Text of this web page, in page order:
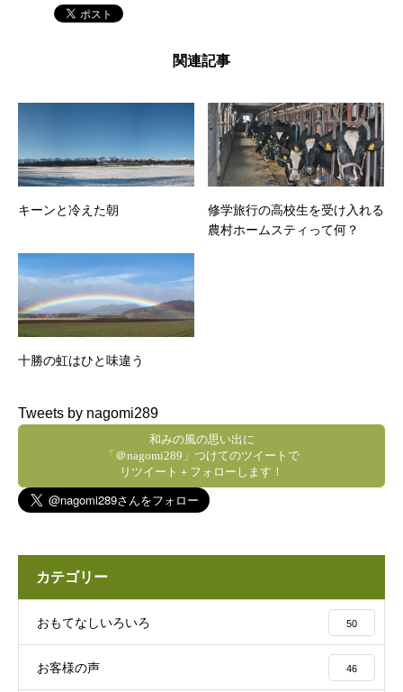
関連記事
キーンと冷えた朝
修学旅行の高校生を受け入れる
農村ホームスティって何？
十勝の虹はひと味違う
Tweets by nagomi289
和みの風の思い出に
「＠nagomi289」つけてのツイートで
リツイート＋フォローします！
カテゴリー
おもてなしいろいろ 50
お客様の声 46